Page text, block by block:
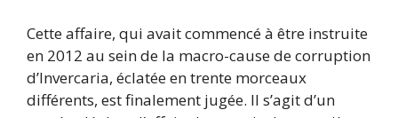
Cette affaire, qui avait commencé à être instruite
en 2012 au sein de la macro-cause de corruption
d’Invercaria, éclatée en trente morceaux
différents, est finalement jugée. Il s’agit d’un